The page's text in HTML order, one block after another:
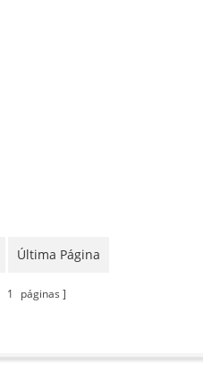
Última Página
1 páginas